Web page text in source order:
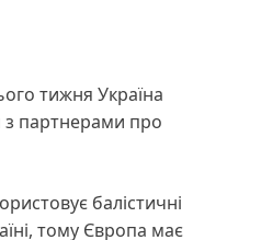
тижня Україна
партнерами про
балістичні
тому Європа має